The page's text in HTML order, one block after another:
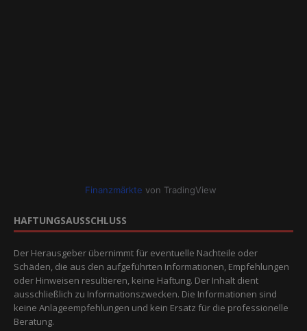
Finanzmärkte von TradingView
HAFTUNGSAUSSCHLUSS
Der Herausgeber übernimmt für eventuelle Nachteile oder
Schäden, die aus den aufgeführten Informationen, Empfehlungen
oder Hinweisen resultieren, keine Haftung. Der Inhalt dient
ausschließlich zu Informationszwecken. Die Informationen sind
keine Anlageempfehlungen und kein Ersatz für die professionelle
Beratung.